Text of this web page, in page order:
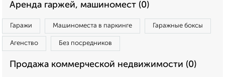
Аренда гаржей, машиномест (0)
Гаражи Машиноместа в паркинге Гаражные боксы
Агенство Без посредников
Продажа коммерческой недвижимости (0)